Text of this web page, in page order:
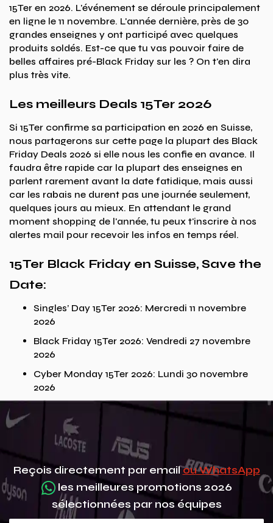
15Ter en 2026. L'événement se déroule principalement
en ligne le 11 novembre. L'année dernière, près de 30
grandes enseignes y ont participé avec quelques
produits soldés. Est-ce que tu vas pouvoir faire de
belles affaires pré-Black Friday sur les ? On t'en dira
plus très vite.
Les meilleurs Deals 15Ter 2026
Si 15Ter confirme sa participation en 2026 en Suisse,
nous partagerons sur cette page la plupart des Black
Friday Deals 2026 si elle nous les confie en avance. Il
faudra être rapide car la plupart des enseignes en
parlent rarement avant la date fatidique, mais aussi
car les rabais ne durent pas une journée seulement,
quelques jours au mieux. En attendant le grand
moment shopping de l'année, tu peux t'inscrire à nos
alertes mail pour recevoir les infos en temps réel.
15Ter Black Friday en Suisse, Save the
Date:
Singles’ Day 15Ter 2026: Mercredi 11 novembre
2026
Black Friday 15Ter 2026: Vendredi 27 novembre
2026
Cyber Monday 15Ter 2026: Lundi 30 novembre
2026
Reçois directement par emailou WhatsApp
les meilleures promotions 2026
sélectionnées par nos équipes